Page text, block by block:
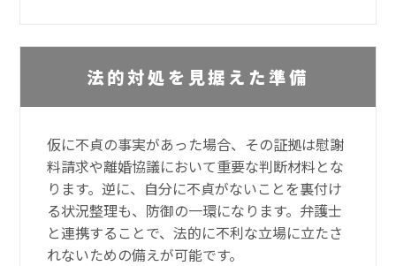
法的対処を見据えた準備
仮に不貞の事実があった場合、その証拠は慰謝
料請求や離婚協議において重要な判断材料とな
ります。逆に、自分に不貞がないことを裏付け
る状況整理も、防御の一環になります。弁護士
と連携することで、法的に不利な立場に立たさ
れないための備えが可能です。